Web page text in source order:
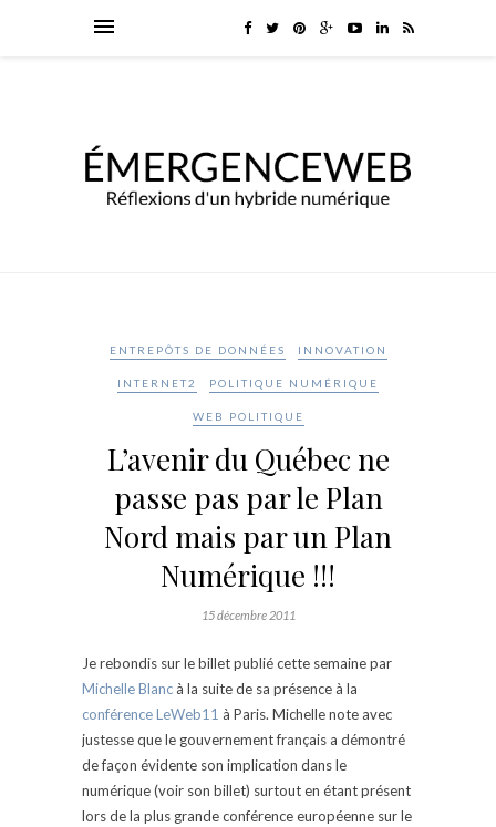
ENTREPÔTS DE DONNÉES INNOVATION
INTERNET2 POLITIQUE NUMÉRIQUE
WEB POLITIQUE
L’avenir du Québec ne
passe pas par le Plan
Nord mais par un Plan
Numérique !!!
15 décembre 2011
Je rebondis sur le billet publié cette semaine par
Michelle Blanc à la suite de sa présence à la
conférence LeWeb11 à Paris. Michelle note avec
justesse que le gouvernement français a démontré
de façon évidente son implication dans le
numérique (voir son billet) surtout en étant présent
lors de la plus grande conférence européenne sur le